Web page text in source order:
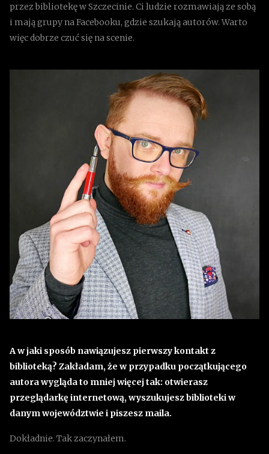
przez bibliotekę w Szczecinie. Ci ludzie rozmawiają ze sobą
i mają grupy na Facebooku, gdzie szukają autorów. Warto
więc dobrze czuć się na scenie.
A w jaki sposób nawiązujesz pierwszy kontakt z
biblioteką? Zakładam, że w przypadku początkującego
autora wygląda to mniej więcej tak: otwierasz
przeglądarkę internetową, wyszukujesz biblioteki w
danym województwie i piszesz maila.
Dokładnie. Tak zaczynałem.